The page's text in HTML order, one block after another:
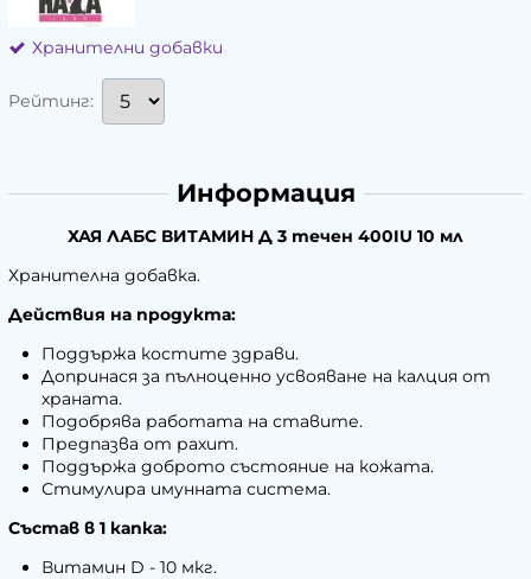
Хранителни добавки
Рейтинг:
Информация
ХАЯ ЛАБС ВИТАМИН Д 3 течен 400IU 10 мл
Хранителна добавка.
Действия на продукта:
Поддържа костите здрави.
Допринася за пълноценно усвояване на калция от
храната.
Подобрява работата на ставите.
Предпазва от рахит.
Поддържа доброто състояние на кожата.
Стимулира имунната система.
Състав в 1 капка:
Витамин D - 10 мкг.